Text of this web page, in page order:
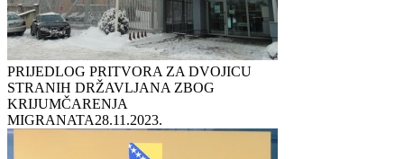
PRIJEDLOG PRITVORA ZA DVOJICU
STRANIH DRŽAVLJANA ZBOG
KRIJUMČARENJA
MIGRANATA28.11.2023.